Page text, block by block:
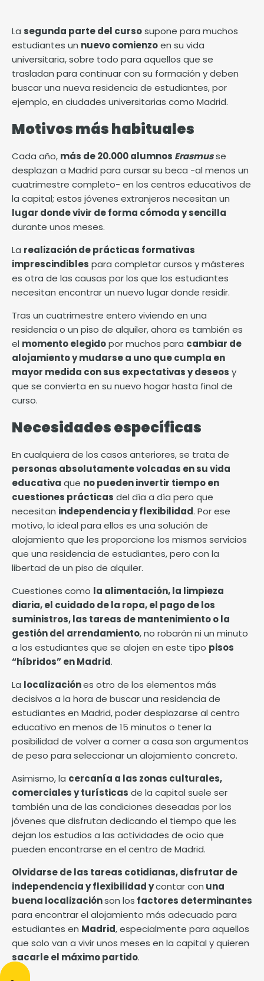
La segunda parte del cursosupone para muchos
estudiantes un nuevo comienzoen su vida
universitaria, sobre todo para aquellos que se
trasladan para continuar con su formación y deben
buscar una nueva residencia de estudiantes, por
ejemplo, en ciudades universitarias como Madrid.
Motivos más habituales
Cada año, más de 20.000 alumnos Erasmusse
desplazan a Madrid para cursar su beca -al menos un
cuatrimestre completo- en los centros educativos de
la capital; estos jóvenes extranjeros necesitan un
lugar donde vivir de forma cómoda y sencilla
durante unos meses.
La realización de prácticas formativas
imprescindibles para completar cursos y másteres
es otra de las causas por los que los estudiantes
necesitan encontrar un nuevo lugar donde residir.
Tras un cuatrimestre entero viviendo en una
residencia o un piso de alquiler, ahora es también es
el momento elegidopor muchos para cambiar de
alojamiento y mudarse a uno que cumpla en
mayor medida con sus expectativas y deseos y
que se convierta en su nuevo hogar hasta final de
curso.
Necesidades específicas
En cualquiera de los casos anteriores, se trata de
personas absolutamente volcadas en su vida
educativa que no pueden invertir tiempo en
cuestiones prácticas del día a día pero que
necesitan independencia y flexibilidad. Por ese
motivo, lo ideal para ellos es una solución de
alojamiento que les proporcione los mismos servicios
que una residencia de estudiantes, pero con la
libertad de un piso de alquiler.
Cuestiones como la alimentación, la limpieza
diaria, el cuidado de la ropa, el pago de los
suministros, las tareas de mantenimiento o la
gestión del arrendamiento, no robarán ni un minuto
a los estudiantes que se alojen en este tipo pisos
“híbridos” en Madrid.
La localizaciónes otro de los elementos más
decisivos a la hora de buscar una residencia de
estudiantes en Madrid, poder desplazarse al centro
educativo en menos de 15 minutos o tener la
posibilidad de volver a comer a casa son argumentos
de peso para seleccionar un alojamiento concreto.
Asimismo, la cercanía a las zonas culturales,
comerciales y turísticas de la capital suele ser
también una de las condiciones deseadas por los
jóvenes que disfrutan dedicando el tiempo que les
dejan los estudios a las actividades de ocio que
pueden encontrarse en el centro de Madrid.
Olvidarse de las tareas cotidianas, disfrutar de
independencia y flexibilidad ycontar con una
buena localizaciónson los factores determinantes
para encontrar el alojamiento más adecuado para
estudiantes en Madrid, especialmente para aquellos
que solo van a vivir unos meses en la capital y quieren
sacarle el máximo partido.